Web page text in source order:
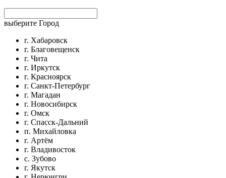
выберите Город
г. Хабаровск
г. Благовещенск
г. Чита
г. Иркутск
г. Красноярск
г. Санкт-Петербург
г. Магадан
г. Новосибирск
г. Омск
г. Спасск-Дальний
п. Михайловка
г. Артём
г. Владивосток
с. Зубово
г. Якутск